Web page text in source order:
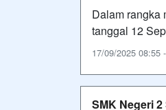
Dalam rangka
tanggal 12
17/09/2025 08:55
SMK Negeri